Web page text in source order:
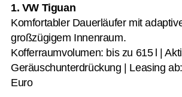
1. VW Tiguan
Komfortabler Dauerläufer mit
großzügigem Innenraum.
Kofferraumvolumen: bis zu 615 l |
Geräuschunterdrückung | Leasing
Euro